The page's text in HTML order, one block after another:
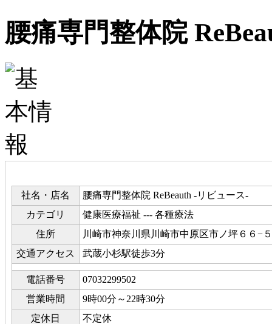
腰痛専門整体院
社名・店名
腰痛専門整体院 ReBeauth -リビュース-
カテゴリ
健康医療福祉 --- 各種療法
住所
川崎市神奈川県川崎市中原区市ノ坪６６−
交通アクセス
武蔵小杉駅徒歩3分
電話番号
07032299502
営業時間
9時00分～22時30分
定休日
不定休